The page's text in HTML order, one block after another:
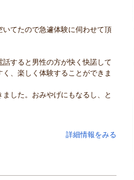
てたので急遽体験に伺わせて頂
すると男性の方が快く快諾して
、楽しく体験することができま
した。おみやげにもなるし、と
詳細情報をみる